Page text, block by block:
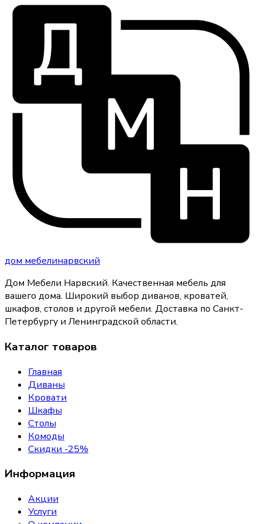
дом мебелинарвский
Дом Мебели Нарвский. Качественная мебель для
вашего дома. Широкий выбор диванов, кроватей,
шкафов, столов и другой мебели. Доставка по Санкт-
Петербургу и Ленинградской области.
Каталог товаров
Главная
Диваны
Кровати
Шкафы
Столы
Комоды
Скидки -25%
Информация
Акции
Услуги